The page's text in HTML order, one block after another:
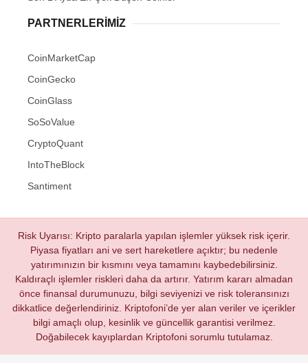
PARTNERLERIMIZ
CoinMarketCap
CoinGecko
CoinGlass
SoSoValue
CryptoQuant
IntoTheBlock
Santiment
Risk Uyarısı: Kripto paralarla yapılan işlemler yüksek risk içerir.
Piyasa fiyatları ani ve sert hareketlere açıktır; bu nedenle
yatırımınızın bir kısmını veya tamamını kaybedebilirsiniz.
Kaldıraçlı işlemler riskleri daha da artırır. Yatırım kararı almadan
önce finansal durumunuzu, bilgi seviyenizi ve risk toleransınızı
dikkatlice değerlendiriniz. Kriptofoni’de yer alan veriler ve içerikler
bilgi amaçlı olup, kesinlik ve güncellik garantisi verilmez.
Doğabilecek kayıplardan Kriptofoni sorumlu tutulamaz.